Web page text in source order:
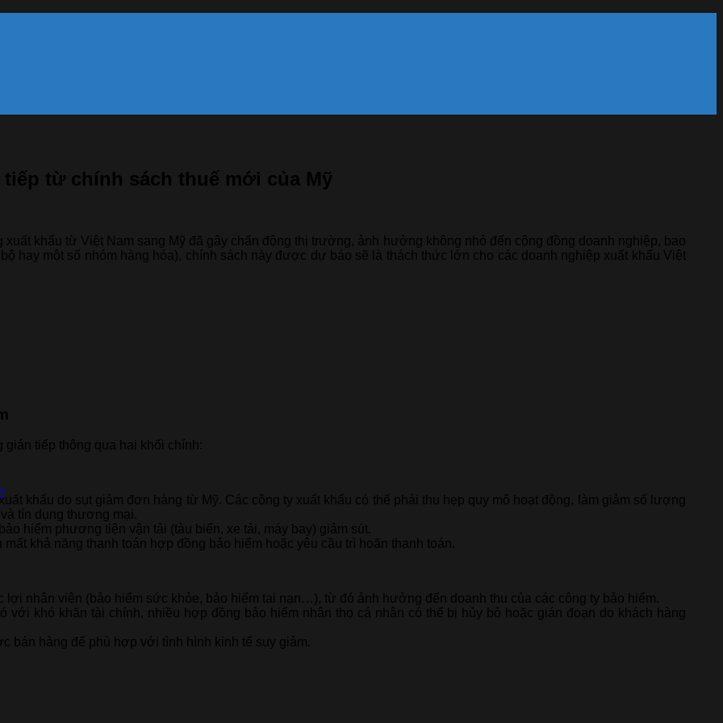
từ chính sách thuế mới của Mỹ
khẩu từ Việt Nam sang Mỹ đã gây chấn động thị trường, ảnh hưởng không nhỏ đến cộng đồng doanh nghiệp, bao
hay một số nhóm hàng hóa), chính sách này được dự báo sẽ là thách thức lớn cho các doanh nghiệp xuất khẩu Việt
tiếp thông qua hai khối chính:
khẩu do sụt giảm đơn hàng từ Mỹ. Các công ty xuất khẩu có thể phải thu hẹp quy mô hoạt động, làm giảm số lượng
tín dụng thương mại.
hiểm phương tiện vận tải (tàu biển, xe tải, máy bay) giảm sút.
khả năng thanh toán hợp đồng bảo hiểm hoặc yêu cầu trì hoãn thanh toán.
lợi nhân viên (bảo hiểm sức khỏe, bảo hiểm tai nạn…), từ đó ảnh hưởng đến doanh thu của các công ty bảo hiểm.
với khó khăn tài chính, nhiều hợp đồng bảo hiểm nhân thọ cá nhân có thể bị hủy bỏ hoặc gián đoạn do khách hàng
bán hàng để phù hợp với tình hình kinh tế suy giảm.